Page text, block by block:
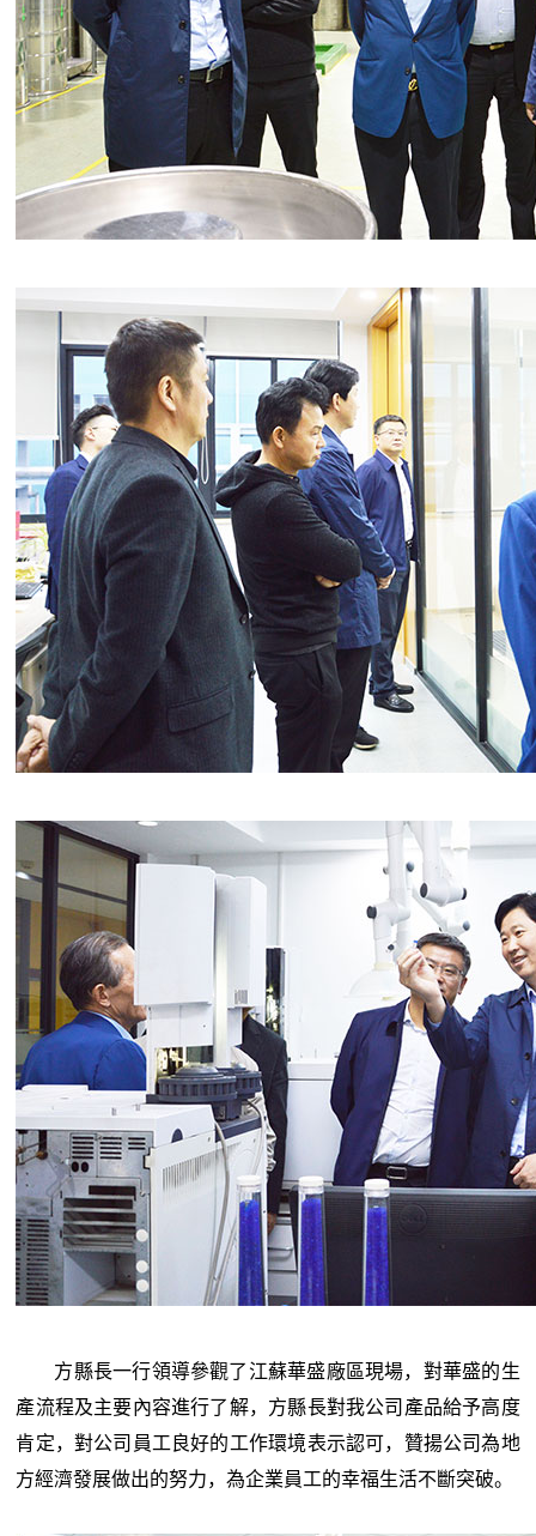
方縣長一行領導參觀了江蘇華盛廠區現場，對華盛的生
產流程及主要內容進行了解，方縣長對我公司產品給予高度
肯定，對公司員工良好的工作環境表示認可，贊揚公司為地
方經濟發展做出的努力，為企業員工的幸福生活不斷突破。